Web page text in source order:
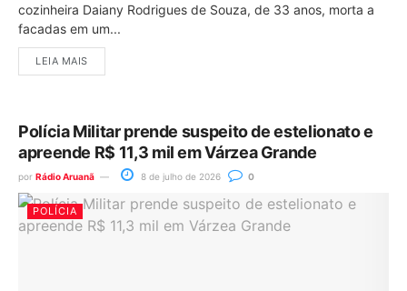
cozinheira Daiany Rodrigues de Souza, de 33 anos, morta a
facadas em um...
LEIA MAIS
Polícia Militar prende suspeito de estelionato e
apreende R$ 11,3 mil em Várzea Grande
por Rádio Aruanã 8 de julho de 2026 0
POLÍCIA